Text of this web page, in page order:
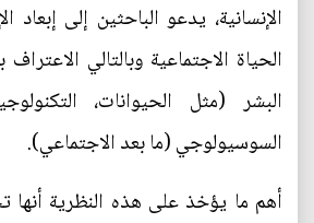
الإنسانية، يدعو الباحثين إلى إبعاد
الحياة الاجتماعية وبالتالي
البشر (مثل الحيوانات،
السوسيولوجي (ما بعد الاجتماعي).
أهم ما يؤخذ على هذه النظرية أنها